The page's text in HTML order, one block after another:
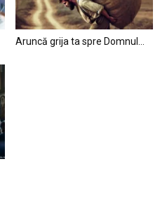
Aruncă grija ta spre Domnul…